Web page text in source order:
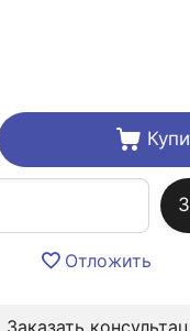
Отложить
Заказать